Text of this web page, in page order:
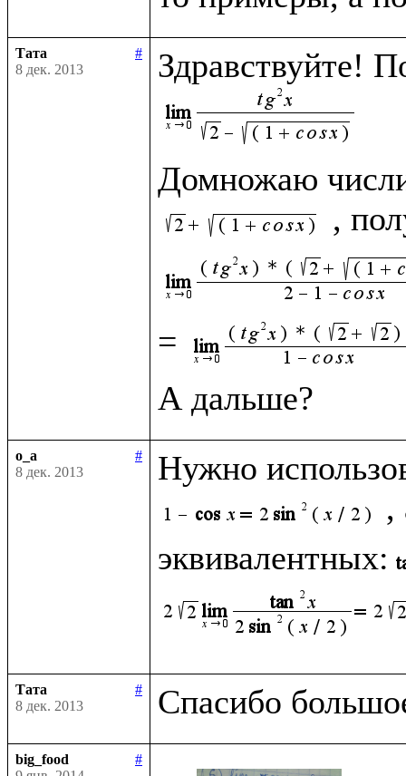
Тата
#
8 дек. 2013
Домножаю
=
o_a
#
8 дек. 2013
Нужно
,
эквивалентных:
Тата
#
8 дек. 2013
big_food
#